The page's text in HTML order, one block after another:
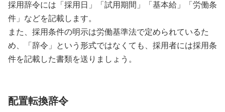
採用辞令には「採用日」「試用期間」「基本給」「労働条
件」などを記載します。
また、採用条件の明示は労働基準法で定められているた
め、「辞令」という形式ではなくても、採用者には採用条
件を記載した書類を送りましょう。
配置転換辞令